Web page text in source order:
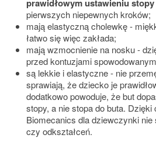
prawidłowym ustawieniu stopy
pierwszych niepewnych kroków;
mają elastyczną cholewkę -
łatwo się więc zakłada;
mają wzmocnienie na nosku -
przed kontuzjami
są lekkie i elastyczne - nie
sprawiają, że dziecko je
dodatkowo powoduje, że but
stopy, a nie stopa do buta.
Biomecanics dla dziewczynki
czy odkształceń.